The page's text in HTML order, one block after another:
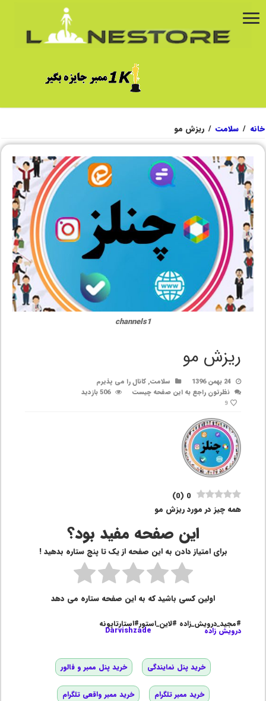
خانه / سلامت / ریزش مو
channels1
ریزش مو
24 بهمن 1396 سلامت,کانال را می پذیرم
نظرتون راجع به این صفحه چیست
506 بازدید
9
0
(
0
)
همه چیز در مورد ریزش مو
این صفحه مفید بود؟
برای امتیاز دادن به این صفحه از یک تا پنج ستاره بدهید !
اولین کسی باشید که به این صفحه ستاره می دهد
#مجید_درویش_زاده #لاین_استور#استارتاپونه
درویش زاده Darvishzade
خرید پنل نمایندگی خرید پنل ممبر و فالور
خرید ممبر تلگرام خرید ممبر واقعی تلگرام